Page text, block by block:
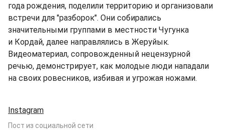
года рождения, поделили территорию и организовали
встречи для "разборок". Они собирались
значительными группами в местности Чугунка
и Кордай, далее направлялись в Жеруйык.
Видеоматериал, сопровожденный нецензурной
речью, демонстрирует, как молодые люди нападали
на своих ровесников, избивая и угрожая ножами.
Instagram
Пост из социальной сети